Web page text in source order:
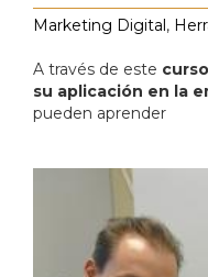
Marketing Digital,
A través de este
su aplicación en la
pueden aprender